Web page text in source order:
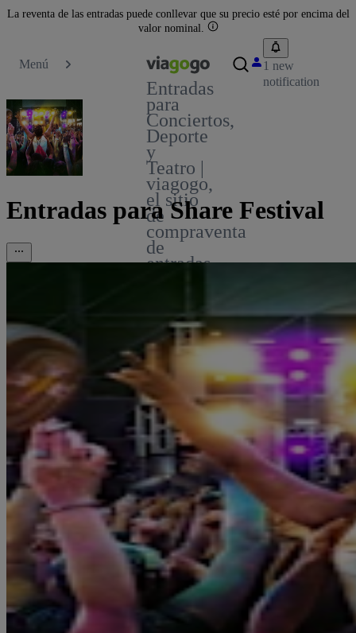
La reventa de las entradas puede conllevar que su precio esté por encima del
valor nominal.
Menú
Entradas
para
Conciertos,
Deporte
y
Teatro |
viagogo,
el sitio
de
compraventa
de
entradas
1 new
notification
Entradas para Share Festival